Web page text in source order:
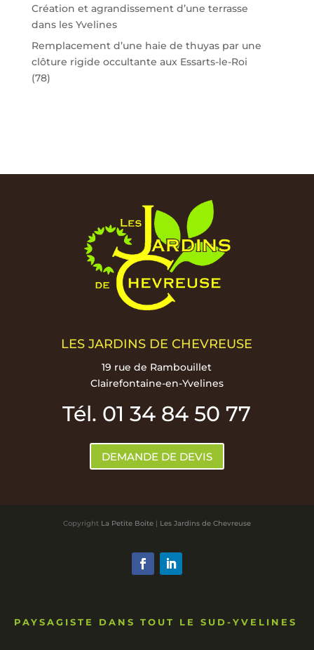
Création et agrandissement d’une terrasse
dans les Yvelines
Remplacement d’une haie de thuyas par une
clôture rigide occultante aux Essarts-le-Roi
(78)
LES JARDINS DE CHEVREUSE
19 rue de Rambouillet
Clairefontaine-en-Yvelines
Tél. 01 34 84 50 77
DEMANDE DE DEVIS
Copyright La Petite Boite | Les Jardins de Chevreuse
PAYSAGISTE DANS TOUT LE SUD-YVELINES